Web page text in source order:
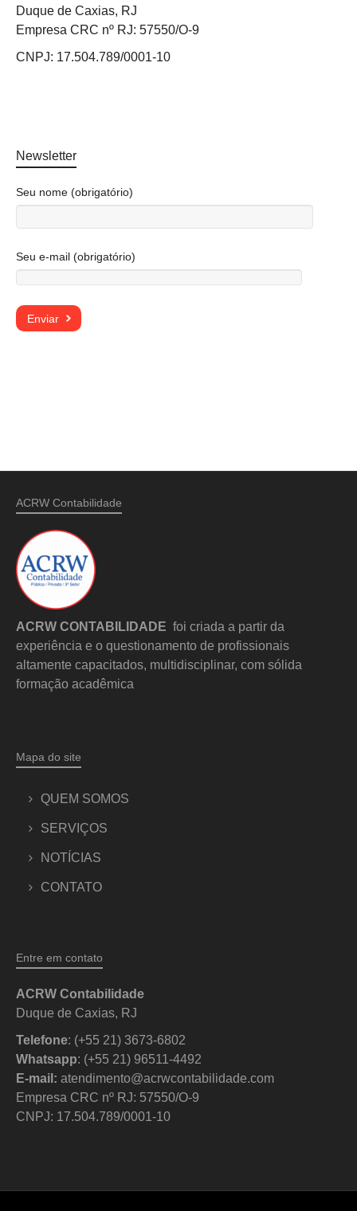
Duque de Caxias, RJ
Empresa CRC nº RJ: 57550/O-9
CNPJ: 17.504.789/0001-10
Newsletter
Seu nome (obrigatório)
Seu e-mail (obrigatório)
ACRW Contabilidade
ACRW CONTABILIDADE foi criada a partir da
experiência e o questionamento de profissionais
altamente capacitados, multidisciplinar, com sólida
formação acadêmica
Mapa do site
QUEM SOMOS
SERVIÇOS
NOTÍCIAS
CONTATO
Entre em contato
ACRW Contabilidade
Duque de Caxias, RJ
Telefone: (+55 21) 3673-6802
Whatsapp: (+55 21) 96511-4492
E-mail: atendimento@acrwcontabilidade.com
Empresa CRC nº RJ: 57550/O-9
CNPJ: 17.504.789/0001-10